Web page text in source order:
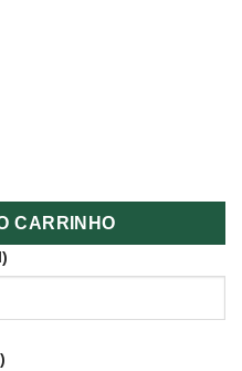
| 0h30 quantidade
CARRINHO